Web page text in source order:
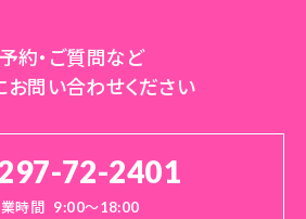
約・ご質問など
お問い合わせください
72-2401
時間 9:00～18:00